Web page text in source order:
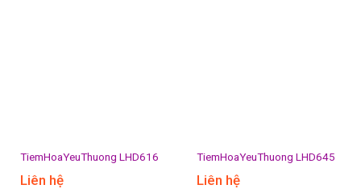
TiemHoaYeuThuong LHD616
Liên hệ
TiemHoaYeuThuong LHD645
Liên hệ